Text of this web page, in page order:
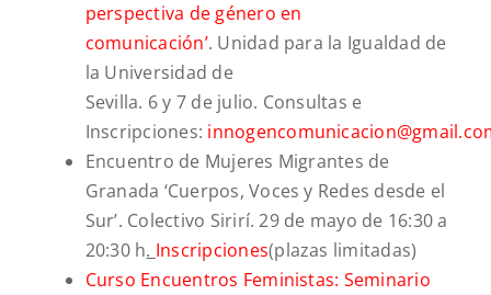
perspectiva de género en
comunicación’. Unidad para la Igualdad de
la Universidad de
Sevilla. 6 y 7 de julio. Consultas e
Inscripciones:
Encuentro de Mujeres Migrantes de
Granada ‘Cuerpos, Voces y Redes desde el
Sur’. Colectivo Sirirí. 29 de mayo de 16:30 a
20:30 h. Inscripciones(plazas limitadas)
Curso Encuentros Feministas: Seminario